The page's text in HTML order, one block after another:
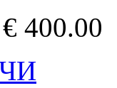
€ 400.00